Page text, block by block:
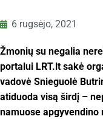
6 rugsėjo, 2021
Žmonių su negalia
portalui LRT.lt sakė
vadovė Snieguolė
atiduoda visą širdį –
namuose